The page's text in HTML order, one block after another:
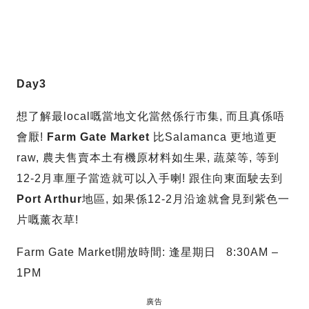
Day3
想了解最local嘅當地文化當然係行市集, 而且真係唔
會厭! Farm Gate Market 比Salamanca 更地道更
raw, 農夫售賣本土有機原材料如生果, 蔬菜等, 等到
12-2月車厘子當造就可以入手喇! 跟住向東面駛去到
Port Arthur地區, 如果係12-2月沿途就會見到紫色一
片嘅薰衣草!
Farm Gate Market開放時間: 逢星期日 8:30AM –
1PM
廣告